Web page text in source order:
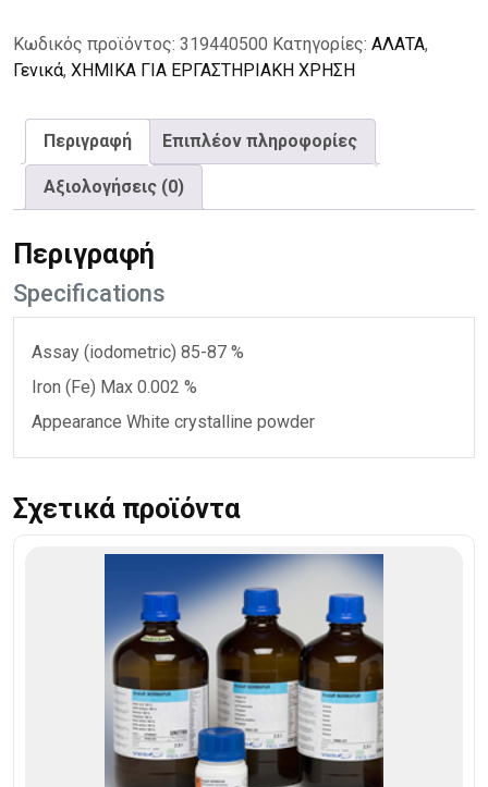
ποσότητα
Κωδικός προϊόντος: 319440500 Κατηγορίες: ΑΛΑΤΑ,
Γενικά, ΧΗΜΙΚΑ ΓΙΑ ΕΡΓΑΣΤΗΡΙΑΚΗ ΧΡΗΣΗ
Περιγραφή Επιπλέον πληροφορίες
Αξιολογήσεις (0)
Περιγραφή
Specifications
Assay (iodometric) 85-87 %
Iron (Fe) Max 0.002 %
Appearance White crystalline powder
Σχετικά προϊόντα